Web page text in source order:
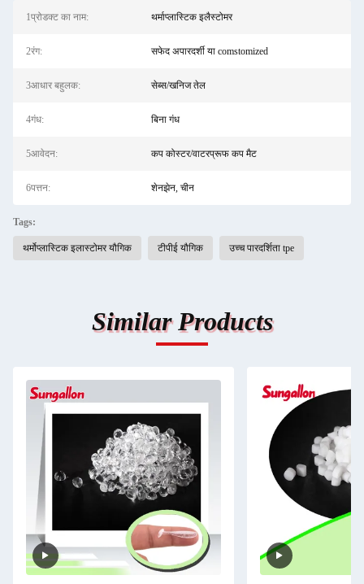
1प्रोडक्ट का नाम: थर्माप्लास्टिक इलैस्टोमर
2रंग: सफेद अपारदर्शी या comstomized
3आधार बहुलक: सेब्स/खनिज तेल
4गंध: बिना गंध
5आवेदन: कप कोस्टर/वाटरप्रूफ कप मैट
6पत्तन: शेनझेन, चीन
Tags:
थर्मोप्लास्टिक इलास्टोमर यौगिक टीपीई यौगिक उच्च पारदर्शिता tpe
Similar Products